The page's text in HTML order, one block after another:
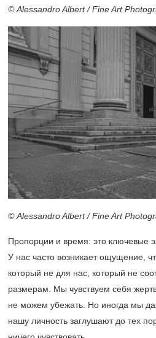
© Alessandro Albert / Fine Art
© Alessandro Albert / Fine Art
Пропорции и время: это ключевые
У нас часто возникает ощущение,
который не для нас, который не
размерам. Мы чувствуем себя
не можем убежать. Но иногда мы
нашу личность заглушают до тех